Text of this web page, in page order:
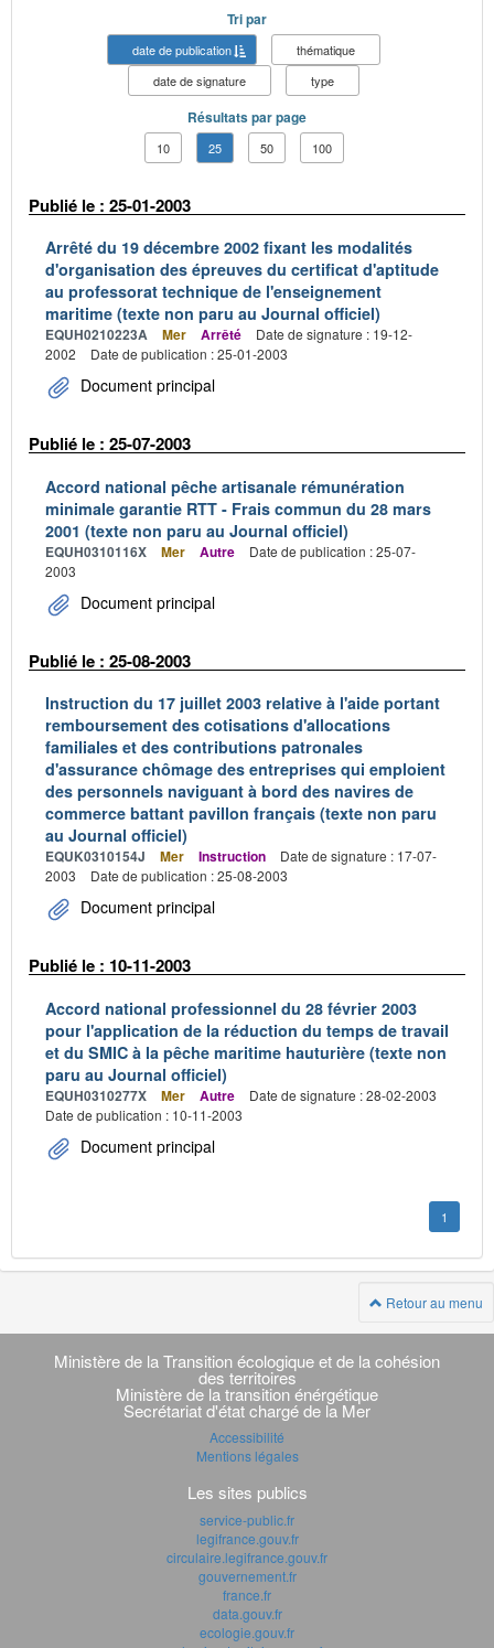
Tri par
date de publication
thématique
date de signature
type
Résultats par page
10 25 50 100
Publié le : 25-01-2003
Arrêté du 19 décembre 2002 fixant les modalités
d'organisation des épreuves du certificat d'aptitude
au professorat technique de l'enseignement
maritime (texte non paru au Journal officiel)
EQUH0210223A Mer Arrêté
Date de signature : 19-12-
2002
Date de publication : 25-01-2003
Document principal
Publié le : 25-07-2003
Accord national pêche artisanale rémunération
minimale garantie RTT - Frais commun du 28 mars
2001 (texte non paru au Journal officiel)
EQUH0310116X Mer Autre
Date de publication : 25-07-
2003
Document principal
Publié le : 25-08-2003
Instruction du 17 juillet 2003 relative à l'aide portant
remboursement des cotisations d'allocations
familiales et des contributions patronales
d'assurance chômage des entreprises qui emploient
des personnels naviguant à bord des navires de
commerce battant pavillon français (texte non paru
au Journal officiel)
EQUK0310154J Mer Instruction
Date de signature : 17-07-
2003
Date de publication : 25-08-2003
Document principal
Publié le : 10-11-2003
Accord national professionnel du 28 février 2003
pour l'application de la réduction du temps de travail
et du SMIC à la pêche maritime hauturière (texte non
paru au Journal officiel)
EQUH0310277X Mer Autre
Date de signature : 28-02-2003
Date de publication : 10-11-2003
Document principal
1
Retour au menu
Navigation
transverse
Ministère de la Transition écologique et de la cohésion
des territoires
Ministère de la transition énérgétique
Secrétariat d'état chargé de la Mer
Accessibilité
Mentions légales
Les sites publics
service-public.fr
legifrance.gouv.fr
circulaire.legifrance.gouv.fr
gouvernement.fr
france.fr
data.gouv.fr
ecologie.gouv.fr